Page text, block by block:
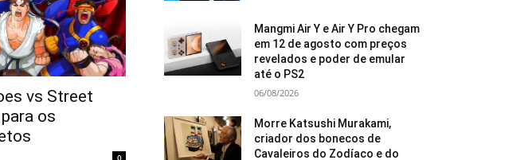
vs Street
os
0
Mangmi Air Y e Air Y Pro chegam
em 12 de agosto com preços
revelados e poder de emular
até o PS2
06/08/2026
Morre Katsushi Murakami,
criador dos bonecos de
Cavaleiros do Zodíaco e do